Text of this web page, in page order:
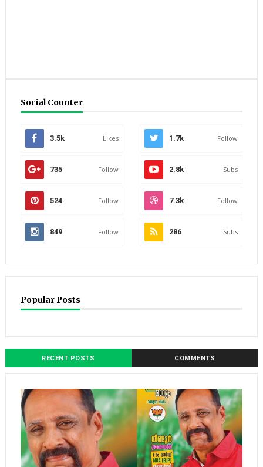
Social Counter
3.5k Likes 1.7k Follow
735 Follow 2.8k Subs
524 Follow 7.3k Follow
849 Follow 286 Subs
Popular Posts
RECENT POSTS COMMENTS